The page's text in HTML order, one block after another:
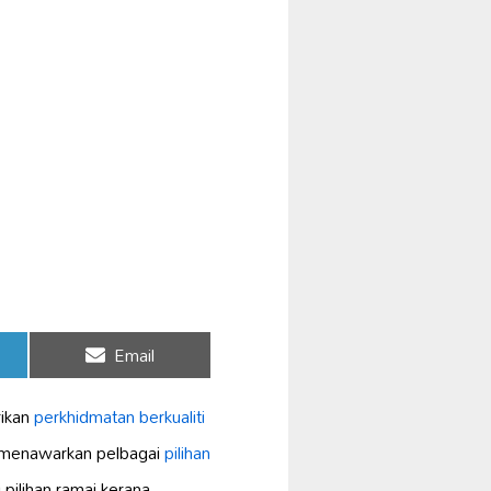
Share
on
Email
perkhidmatan berkualiti
pelbagaipilihan